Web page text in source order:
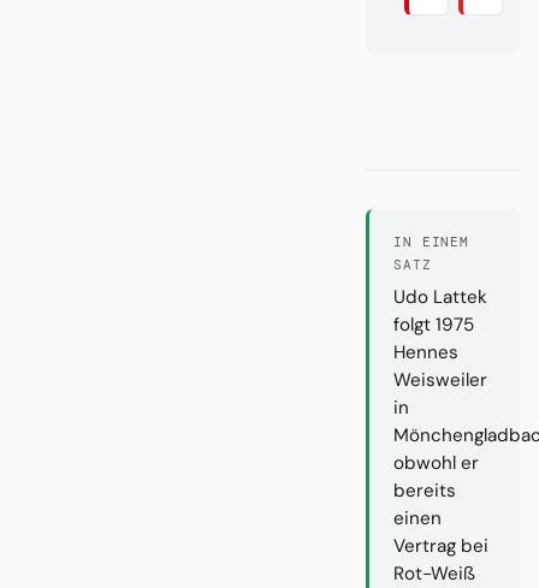
IN EINEM
SATZ
Udo Lattek
folgt 1975
Hennes
Weisweiler
in
obwohl er
bereits
einen
Vertrag bei
Rot-Weiß